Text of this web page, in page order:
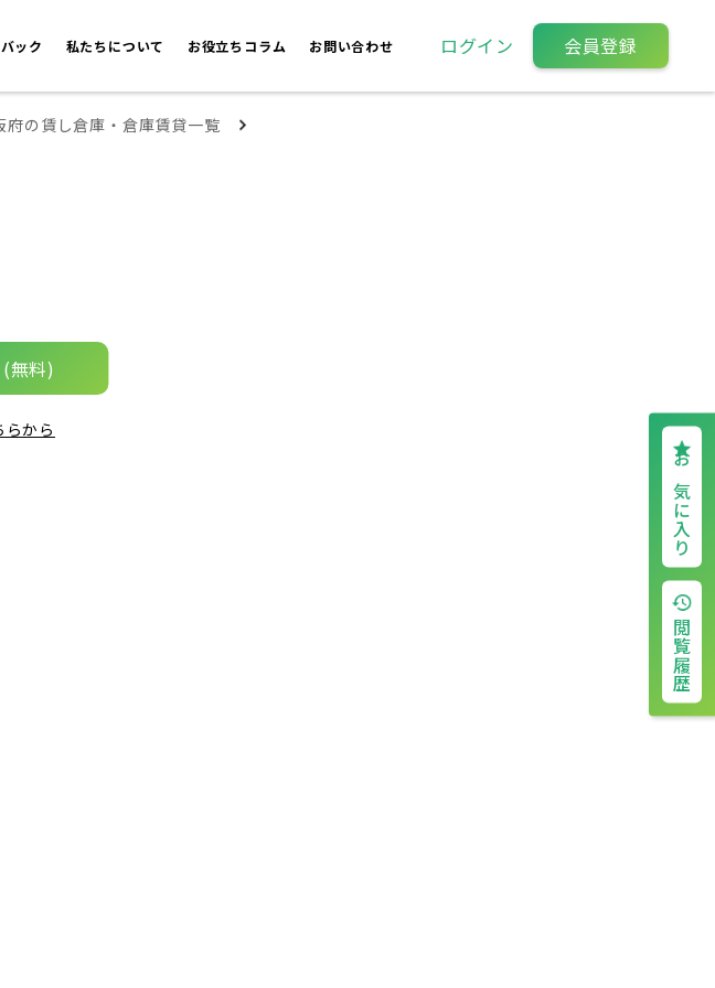
ック 私たちについて お役立ちコラム お問い合わせ ログイン 会員登録
府の賃し倉庫・倉庫賃貸一覧
お気に入り
閲覧履歴
無料)
から